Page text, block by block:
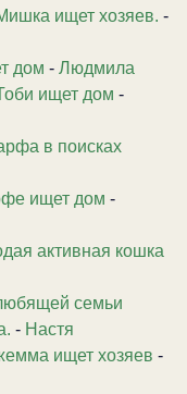
ищет хозяев. -
дом - Людмила
ищет дом -
в поисках
ищет дом -
активная кошка
семьи
- Настя
ищет хозяев -